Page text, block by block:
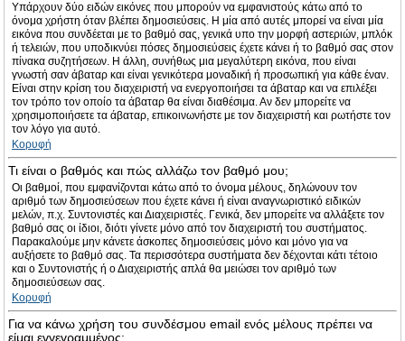
Υπάρχουν δύο ειδών εικόνες που μπορούν να εμφανιστούς κάτω από το
όνομα χρήστη όταν βλέπει δημοσιεύσεις. Η μία από αυτές μπορεί να είναι μία
εικόνα που συνδέεται με το βαθμό σας, γενικά υπο την μορφή αστεριών, μπλόκ
ή τελειών, που υποδικνύει πόσες δημοσιεύσεις έχετε κάνει ή το βαθμό σας στον
πίνακα συζητήσεων. Η άλλη, συνήθως μια μεγαλύτερη εικόνα, που είναι
γνωστή σαν άβαταρ και είναι γενικότερα μοναδική ή προσωπική για κάθε έναν.
Είναι στην κρίση του διαχειριστή να ενεργοποιήσει τα άβαταρ και να επιλέξει
τον τρόπο τον οποίο τα άβαταρ θα είναι διαθέσιμα. Αν δεν μπορείτε να
χρησιμοποιήσετε τα άβαταρ, επικοινωνήστε με τον διαχειριστή και ρωτήστε τον
τον λόγο για αυτό.
Κορυφή
Τι είναι ο βαθμός και πώς αλλάζω τον βαθμό μου;
Οι βαθμοί, που εμφανίζονται κάτω από το όνομα μέλους, δηλώνουν τον
αριθμό των δημοσιεύσεων που έχετε κάνει ή είναι αναγνωριστικό ειδικών
μελών, π.χ. Συντονιστές και Διαχειριστές. Γενικά, δεν μπορείτε να αλλάξετε τον
βαθμό σας οι ίδιοι, διότι γίνετε μόνο από τον διαχειριστή του συστήματος.
Παρακαλούμε μην κάνετε άσκοπες δημοσιεύσεις μόνο και μόνο για να
αυξήσετε το βαθμό σας. Τα περισσότερα συστήματα δεν δέχονται κάτι τέτοιο
και ο Συντονιστής ή ο Διαχειριστής απλά θα μειώσει τον αριθμό των
δημοσιεύσεων σας.
Κορυφή
Για να κάνω χρήση του συνδέσμου email ενός μέλους πρέπει να
είμαι εγγεγραμμένος;